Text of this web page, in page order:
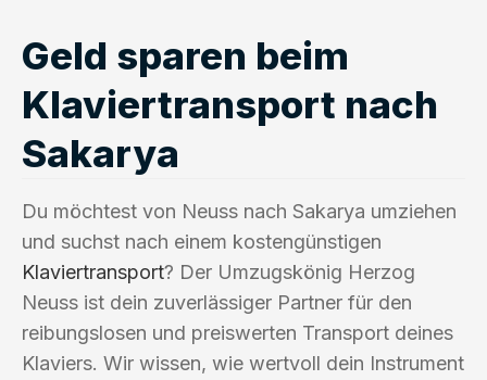
Geld sparen beim
Klaviertransport nach
Sakarya
Du möchtest von Neuss nach Sakarya umziehen
und suchst nach einem kostengünstigen
Klaviertransport? Der Umzugskönig Herzog
Neuss ist dein zuverlässiger Partner für den
reibungslosen und preiswerten Transport deines
Klaviers. Wir wissen, wie wertvoll dein Instrument